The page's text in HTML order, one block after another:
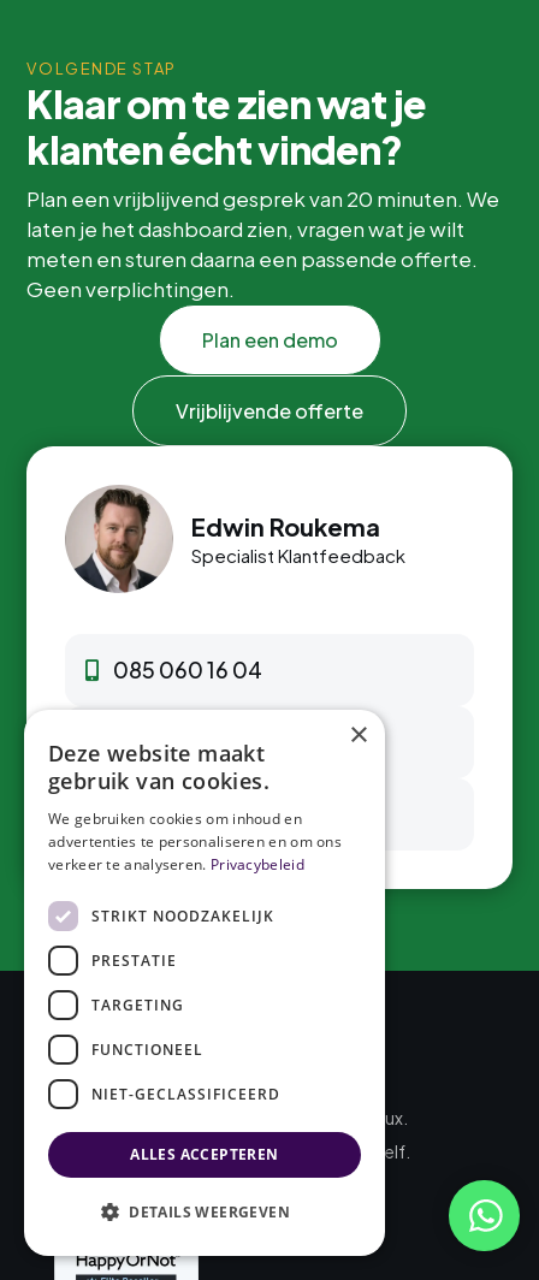
VOLGENDE STAP
Klaar om te zien wat je
klanten écht vinden?
Plan een vrijblijvend gesprek van 20 minuten. We
laten je het dashboard zien, vragen wat je wilt
meten en sturen daarna een passende offerte.
Geen verplichtingen.
Plan een demo
Vrijblijvende offerte
Edwin Roukema
Specialist Klantfeedback
085 060 16 04
edwin@foursmileys.com
WhatsApp ons direct
FourSmileys
Enige Elite HappyOrNot reseller in de Benelux.
Realtime klantfeedback, op het moment zelf.
×
Deze website maakt
gebruik van cookies.
We gebruiken cookies om inhoud en
advertenties te personaliseren en om ons
verkeer te analyseren. Privacybeleid
STRIKT NOODZAKELIJK
PRESTATIE
TARGETING
FUNCTIONEEL
NIET-GECLASSIFICEERD
ALLES ACCEPTEREN
DETAILS WEERGEVEN